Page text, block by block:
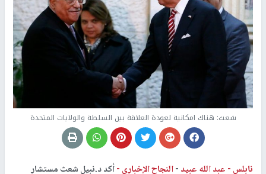
شعث: هناك امكانية لعودة العلاقة بين السلطة والولايات المتحدة
نابلس -عبد الله عبيد-النجاح الإخباري -أكد د.نبيل شعث مستشار